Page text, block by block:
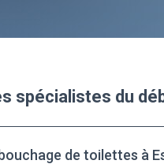
spécialistes du
de toilettes à